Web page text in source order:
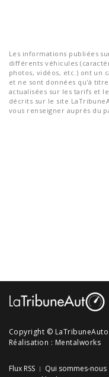
Les informations publiées
différents véhicules
photos, vidéos, etc.) ont un
et ne sont données qu'à
actualisées sur les tarifs et
décrits sur le site
vous renseigner auprès du
Copyright ©
Réalisation : Mentalworks
Flux RSS Qui sommes-nous